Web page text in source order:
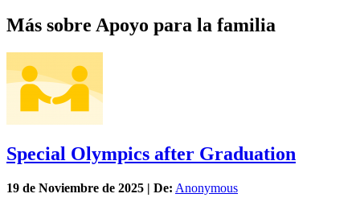
Más sobre Apoyo para la familia
Special Olympics after Graduation
19 de Noviembre de 2025 | De: Anonymous